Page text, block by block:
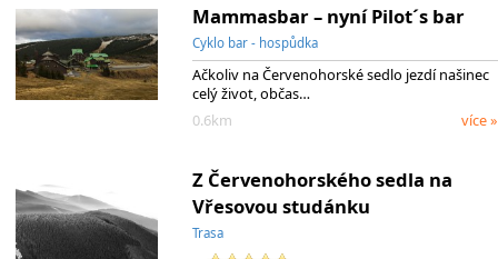
Mammasbar – nyní Pilot´s bar
Cyklo bar - hospůdka
Ačkoliv na Červenohorské sedlo jezdí našinec
celý život, občas…
0.6km
více »
Z Červenohorského sedla na
Vřesovou studánku
Trasa